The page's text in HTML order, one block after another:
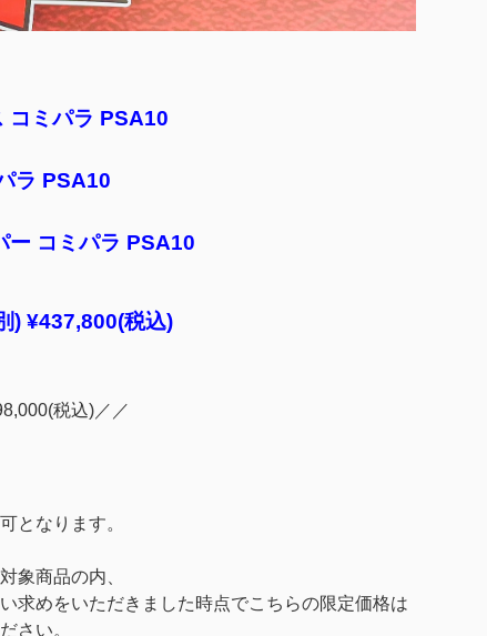
コミパラ PSA10
ラ PSA10
コミパラ PSA10
) ¥437,800(税込)
税込)／／
となります。
象商品の内、
求めをいただきました時点でこちらの限定価格は
さい。